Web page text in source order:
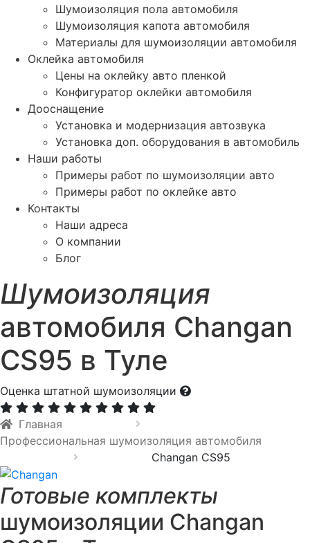
Шумоизоляция пола автомобиля
Шумоизоляция капота автомобиля
Материалы для шумоизоляции автомобиля
Оклейка автомобиля
Цены на оклейку авто пленкой
Конфигуратор оклейки автомобиля
Дооснащение
Установка и модернизация автозвука
Установка доп. оборудования в автомобиль
Наши работы
Примеры работ по шумоизоляции авто
Примеры работ по оклейке авто
Контакты
Наши адреса
О компании
Блог
Шумоизоляция
автомобиля Changan
CS95 в Туле
Оценка штатной шумоизоляции
Главная
Профессиональная шумоизоляция автомобиля
Changan CS95
Готовые комплекты
шумоизоляции Changan